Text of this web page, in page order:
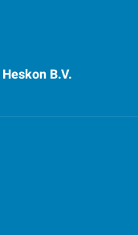
Heskon B.V.